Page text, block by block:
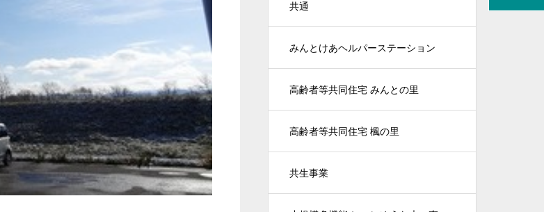
共通
みんとけあヘルパーステーション
高齢者等共同住宅 みんとの里
高齢者等共同住宅 楓の里
共生事業